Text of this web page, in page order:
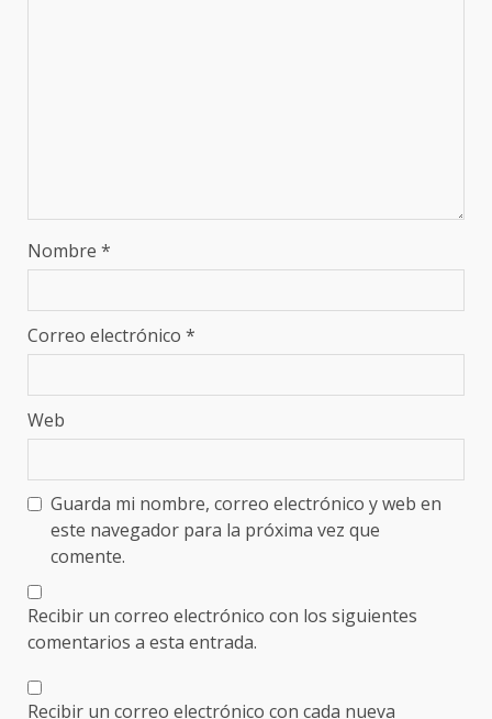
Nombre *
Correo electrónico *
Web
Guarda mi nombre, correo electrónico y web en
este navegador para la próxima vez que
comente.
Recibir un correo electrónico con los siguientes
comentarios a esta entrada.
Recibir un correo electrónico con cada nueva